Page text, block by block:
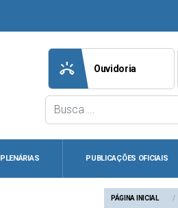
ring_volume Ouvidoria
PLENÁRIAS PUBLICAÇÕES OFICIAIS
PÁGINA INICIAL